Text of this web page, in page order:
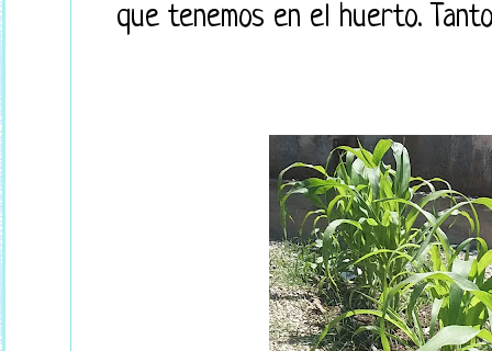
que tenemos en el huerto.